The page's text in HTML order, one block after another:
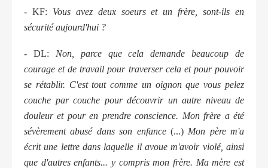
- KF: Vous avez deux soeurs et un frère, sont-ils en
sécurité aujourd'hui ?
- DL: Non, parce que cela demande beaucoup de
courage et de travail pour traverser cela et pour pouvoir
se rétablir. C'est tout comme un oignon que vous pelez
couche par couche pour découvrir un autre niveau de
douleur et pour en prendre conscience. Mon frère a été
sévèrement abusé dans son enfance (...) Mon père m'a
écrit une lettre dans laquelle il avoue m'avoir violé, ainsi
que d'autres enfants... y compris mon frère. Ma mère est